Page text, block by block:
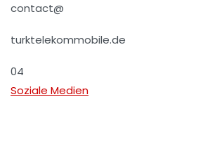
contact@
turktelekommobile.de
04
Soziale Medien